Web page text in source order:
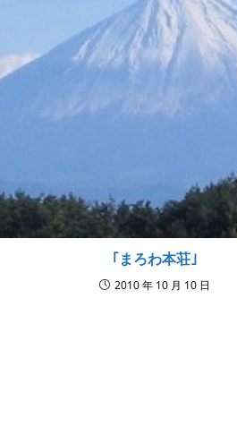
｢まろわ本荘｣
2010 年 10 月 10 日